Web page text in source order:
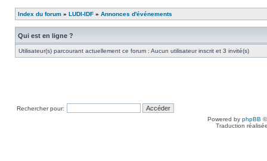
Index du forum » LUDI-IDF » Annonces d'événements
Qui est en ligne ?
Utilisateur(s) parcourant actuellement ce forum : Aucun utilisateur inscrit et 3 invité(s)
Rechercher pour:
Powered by phpBB
Traduction